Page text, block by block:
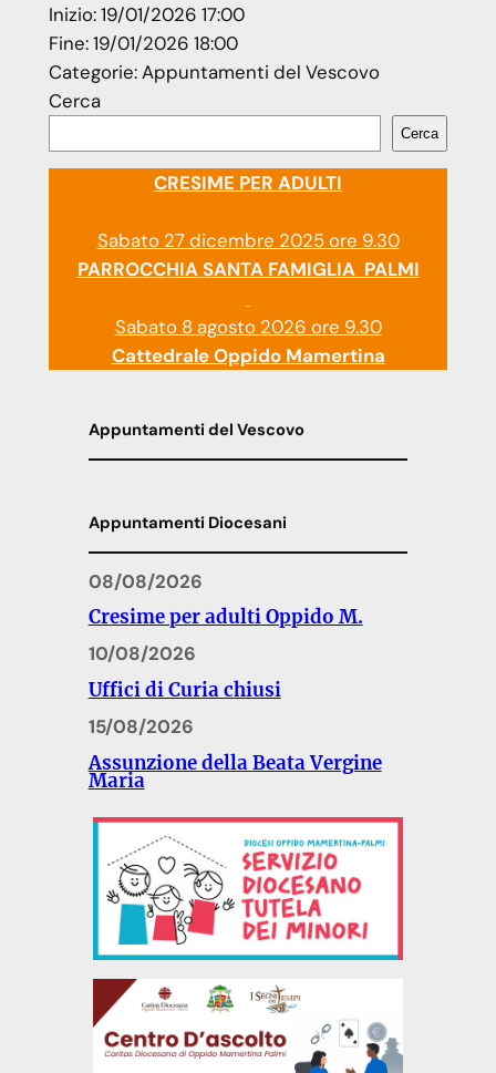
Inizio:19/01/2026 17:00
Fine:19/01/2026 18:00
Categorie:Appuntamenti del Vescovo
Cerca
Cerca
CRESIME PER ADULTI
Sabato 27 dicembre 2025 ore 9.30
PARROCCHIA SANTA FAMIGLIA PALMI
Sabato 8 agosto 2026 ore 9.30
Cattedrale Oppido Mamertina
Appuntamenti del Vescovo
Appuntamenti Diocesani
08/08/2026
Cresime per adulti Oppido M.
10/08/2026
Uffici di Curia chiusi
15/08/2026
Assunzione della Beata Vergine
Maria